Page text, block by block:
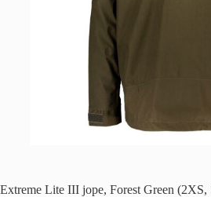
Extreme Lite III jope, Forest Green